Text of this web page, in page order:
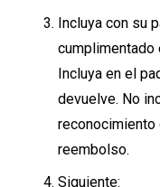
Incluya con su
cumplimentado
Incluya en el
devuelve. No
reconocimiento
reembolso.
Siguiente: